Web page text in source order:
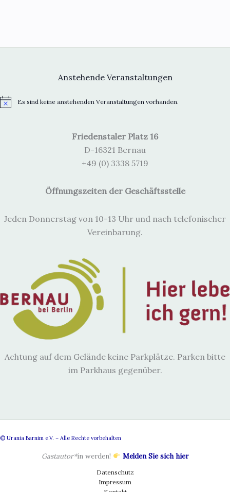
Anstehende Veranstaltungen
H
Es sind keine anstehenden Veranstaltungen vorhanden.
Friedenstaler Platz 16
D-16321 Bernau
+49 (0) 3338 5719
Öffnungszeiten der Geschäftsstelle
Jeden Donnerstag von 10-13 Uhr und nach telefonischer
Vereinbarung.
Achtung auf dem Gelände keine Parkplätze. Parken bitte
im Parkhaus gegenüber.
© Urania Barnim e.V. – Alle Rechte vorbehalten
Gastautor*in werden! Melden Sie sich hier
Datenschutz
Impressum